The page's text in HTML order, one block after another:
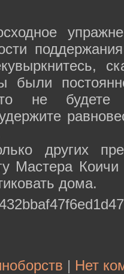
были
не будете
других
Мастера
дома.
| Нет